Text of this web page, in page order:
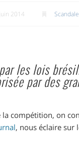
2014 Scandale
les lois
par des
compétition, on
, nous éclaire sur